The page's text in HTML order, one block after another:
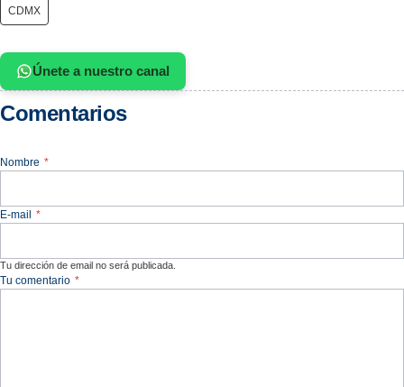
CDMX
Únete a nuestro canal
Comentarios
Nombre *
E-mail *
Tu dirección de email no será publicada.
Tu comentario *